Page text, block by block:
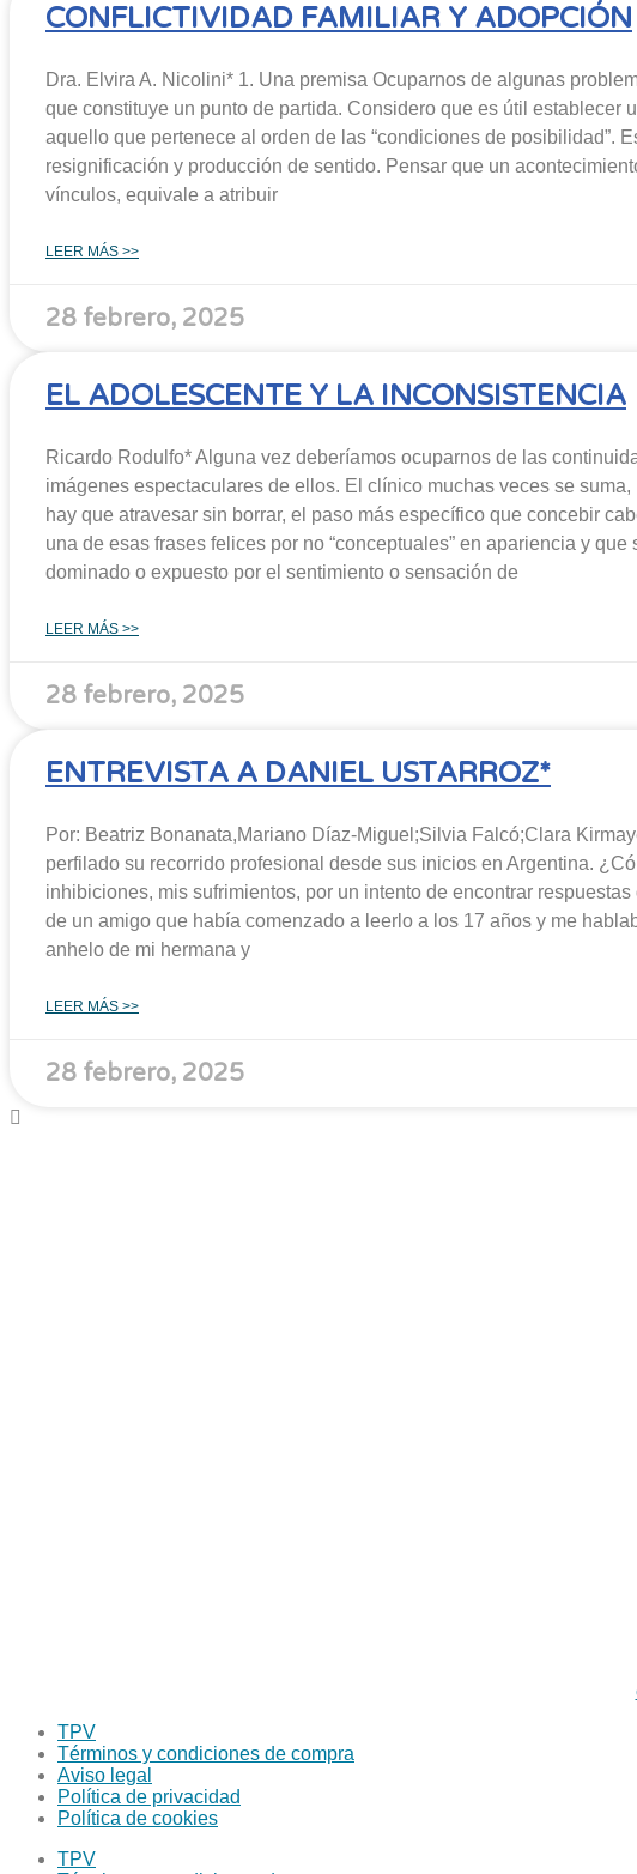
CONFLICTIVIDAD FAMILIAR Y ADOPCIÓN
Dra. Elvira A. Nicolini* 1. Una premisa Ocuparnos de algunas
que constituye un punto de partida. Considero que es útil
aquello que pertenece al orden de las “condiciones de posibilidad”.
resignificación y producción de sentido. Pensar que un
vínculos, equivale a atribuir
LEER MÁS >>
28 febrero, 2025
EL ADOLESCENTE Y LA INCONSISTENCIA
Ricardo Rodulfo* Alguna vez deberíamos ocuparnos de las
imágenes espectaculares de ellos. El clínico muchas veces se
hay que atravesar sin borrar, el paso más específico que concebir
una de esas frases felices por no “conceptuales” en apariencia y
dominado o expuesto por el sentimiento o sensación de
LEER MÁS >>
28 febrero, 2025
ENTREVISTA A DANIEL USTARROZ*
Por: Beatriz Bonanata,Mariano Díaz-Miguel;Silvia Falcó;Clara
perfilado su recorrido profesional desde sus inicios en Argentina.
inhibiciones, mis sufrimientos, por un intento de encontrar
de un amigo que había comenzado a leerlo a los 17 años y me
anhelo de mi hermana y
LEER MÁS >>
28 febrero, 2025
TPV
Términos y condiciones de compra
Aviso legal
Política de privacidad
Política de cookies
TPV